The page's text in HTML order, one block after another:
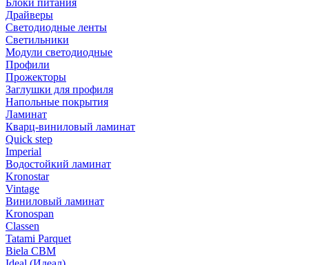
Блоки питания
Драйверы
Светодиодные ленты
Светильники
Модули светодиодные
Профили
Прожекторы
Заглушки для профиля
Напольные покрытия
Ламинат
Кварц-виниловый ламинат
Quick step
Imperial
Водостойкий ламинат
Kronostar
Vintage
Виниловый ламинат
Kronospan
Classen
Tatami Parquet
Biela CBM